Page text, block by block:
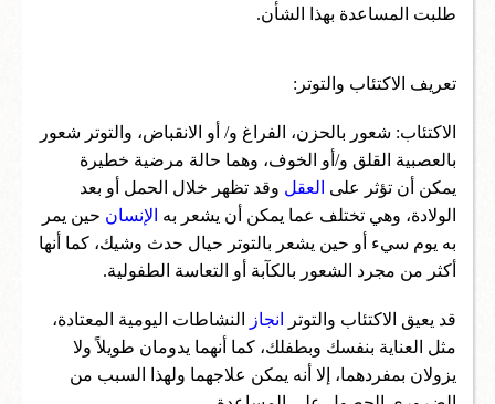
طلبت المساعدة بهذا الشأن.
تعريف الاكتئاب والتوتر:
الاكتئاب: شعور بالحزن، الفراغ و/ أو الانقباض، والتوتر شعور
بالعصبية القلق و/أو الخوف، وهما حالة مرضية خطيرة
يمكن أن تؤثر على العقل وقد تظهر خلال الحمل أو بعد
الولادة، وهي تختلف عما يمكن أن يشعر به الإنسان حين يمر
به يوم سيء أو حين يشعر بالتوتر حيال حدث وشيك، كما أنها
أكثر من مجرد الشعور بالكآبة أو التعاسة الطفولية.
قد يعيق الاكتئاب والتوتر انجاز
النشاطات اليومية المعتادة،
مثل العناية بنفسك وبطفلك، كما أنهما يدومان طويلاً ولا
يزولان بمفردهما، إلا أنه يمكن علاجهما ولهذا السبب من